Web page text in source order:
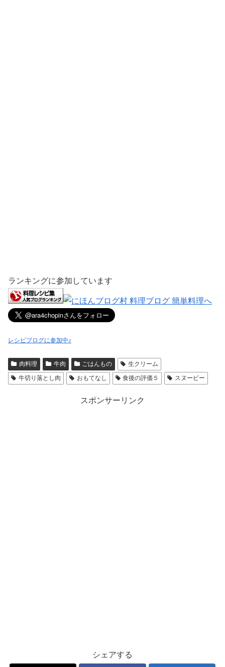
ランキングに参加しています
レシピブログに参加中♪
肉料理 牛肉 ごはんもの
生クリーム
牛切り落とし肉
おもてなし 食後の評価５ スヌーピー
スポンサーリンク
シェアする